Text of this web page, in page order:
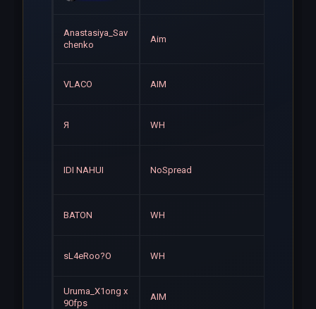
Anastasiya_Sav
chenko
Aim
VLACO AIM
Я WH
IDI NAHUI NoSpread
BATON WH
sL4eRoo?O WH
Uruma_X1ong x
90fps
AIM